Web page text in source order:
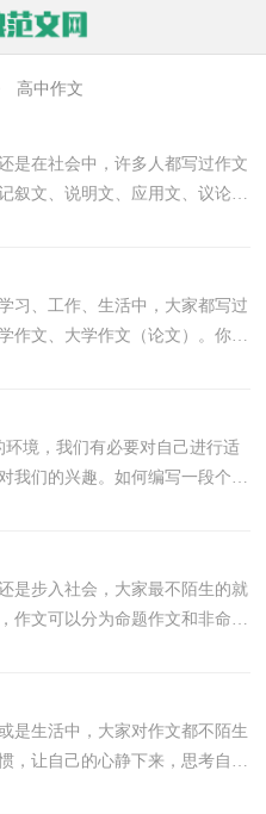
高中作文
是在社会中，许多人都写过作文
叙文、说明文、应用文、议论
痛的问题，下面是...
习、工作、生活中，大家都写过
作文、大学作文（论文）。你知
编整理的高中生青春...
境，我们有必要对自己进行适
我们的兴趣。如何编写一段个性
的高中自我介绍...
是步入社会，大家最不陌生的就
作文可以分为命题作文和非命题
以下是小编收集整...
是生活中，大家对作文都不陌生
，让自己的心静下来，思考自己
？以下是小编帮大家整...